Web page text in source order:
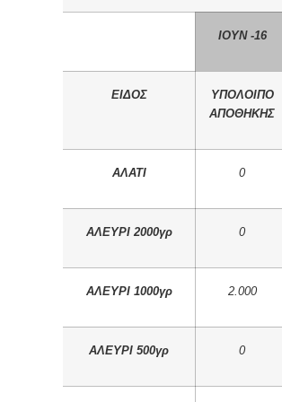
IOYN -16
ΕΙΔΟΣ
ΥΠΟΛΟΙΠΟ
ΑΠΟΘΗΚΗΣ
ΑΛΑΤΙ 0
ΑΛΕΥΡΙ 2000γρ 0
ΑΛΕΥΡΙ 1000γρ 2.000
ΑΛΕΥΡΙ 500γρ 0